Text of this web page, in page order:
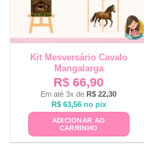
Kit Mesversário Cavalo
Mangalarga
R$ 66,90
Em até 3x de R$ 22,30
R$63,56 no pix
ADICIONAR AO
CARRINHO